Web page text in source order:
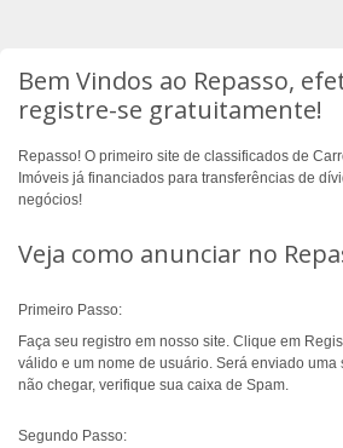
Bem Vindos ao Repasso,
registre-se gratuitamente!
Repasso! O primeiro site de classificados de
Imóveis já financiados para transferências de
negócios!
Veja como anunciar no
Primeiro Passo:
Faça seu registro em nosso site. Clique em
válido e um nome de usuário. Será enviado uma
não chegar, verifique sua caixa de Spam.
Segundo Passo: